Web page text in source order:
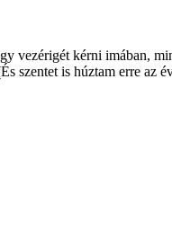
vezérigét kérni imában,
szentet is húztam erre az